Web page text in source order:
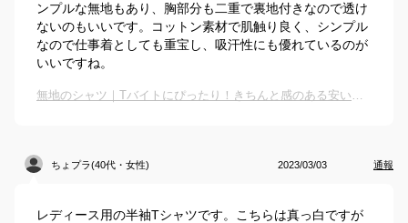
ンプルな無地もあり、胸部分も二重で裏地付きなので透け
ないのもいいです。コットン素材で肌触り良く、シンプル
なので仕事着としても重宝し、吸汗性にも優れているのが
いいですね。
無地のシャツ｜Tバイトにぴったり！きちんと感のある安い無地シャツのおすすめは？
ちょプラ(40代・女性) 2023/03/03 通報
レディース用の半袖Tシャツです。こちらは真っ白ですが